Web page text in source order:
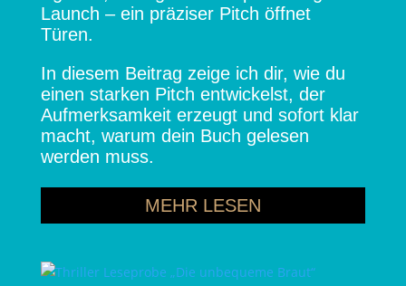
Launch – ein präziser Pitch öffnet
Türen.
In diesem Beitrag zeige ich dir, wie du
einen starken Pitch entwickelst, der
Aufmerksamkeit erzeugt und sofort klar
macht, warum dein Buch gelesen
werden muss.
MEHR LESEN